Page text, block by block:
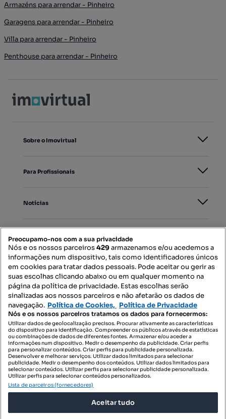
Armazéns para arrendar - Pinheiro
Garagens para arrendar - Pinheiro
Villa para arrendar - Pinheiro
Penthouse para arrendar - Pinheiro
Sobre o Imovirtual
Para Profissionais
Notícias
Mapa do Site
Contacte-nos
SIGA-NOS:
DESCARREGAR NA:
Preocupamo-nos com a sua privacidade
Nós e os nossos parceiros429armazenamos e/ou acedemos a
informações num dispositivo, tais como identificadores únicos
em cookies para tratar dados pessoais. Pode aceitar ou gerir as
suas escolhas clicando abaixo ou em qualquer momento na
página da política de privacidade. Estas escolhas serão
sinalizadas aos nossos parceiros e não afetarão os dados de
navegação. Política de Cookies, Política de Privacidade
Nós e os nossos parceiros tratamos os dados para fornecermos:
Utilizar dados de geolocalização precisos. Procurar ativamente as características
do dispositivo para identificação. Compreender os públicos através de estatísticas
ou combinações de dados de diferentes fontes. Armazenar e/ou aceder a
informações num dispositivo. Medir o desempenho da publicidade. Criar perfis
para personalizar conteúdos. Criar perfis para publicidade personalizada.
Desenvolver e melhorar serviços. Utilizar dados limitados para selecionar
publicidade. Medir o desempenho dos conteúdos. Utilizar dados limitados para
selecionar conteúdos. Utilizar perfis para selecionar publicidade personalizada.
Utilizar perfis para selecionar conteúdos personalizados.
Lista de parceiros (fornecedores)
Aceitar tudo